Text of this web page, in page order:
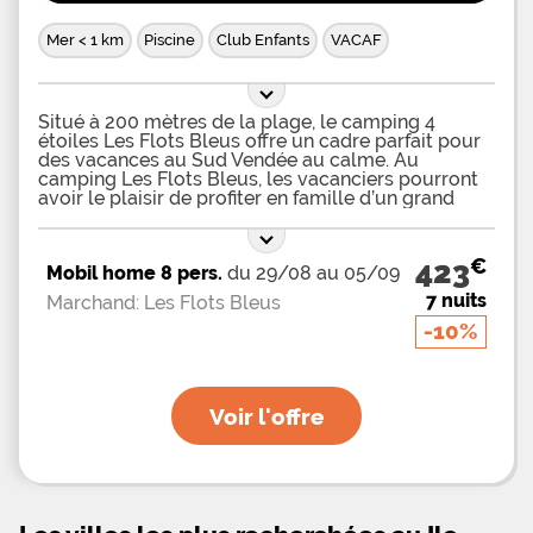
Mer < 1 km Piscine Club Enfants VACAF
Situé à 200 mètres de la plage, le camping 4
étoiles Les Flots Bleus offre un cadre parfait pour
des vacances au Sud Vendée au calme. Au
camping Les Flots Bleus, les vacanciers pourront
avoir le plaisir de profiter en famille d’un grand
couverte/découverte, d'une pataugeoire ludique
et d'un solarium pour se détendre et se relaxer sur
l'un des transats mis à disposition. Dans l’enceinte
du camping Les Flots Bleus, les enfants pourront
passer leur séjour à s’amuser sur l’un des
trampolines mis à disposition, ou encore sur l’aire
de jeux avec balançoires et toboggans. Des tables
de pétanque. Tranquillité toute l’année, animations
en juillet et en août ! Profitez du cadre paisible et
naturel du camping pour recharger vos batteries.
Pendant les vacances d’avril, votre camping vous
en profiter tout en découvrant les alentours. En
propose des animations en journée (5 jours par
Mobil home 8 pers. du 29/08 au 05/09
Marchand: Les Flots Bleus
423€
7 nuits
-10%
Voir l'offre